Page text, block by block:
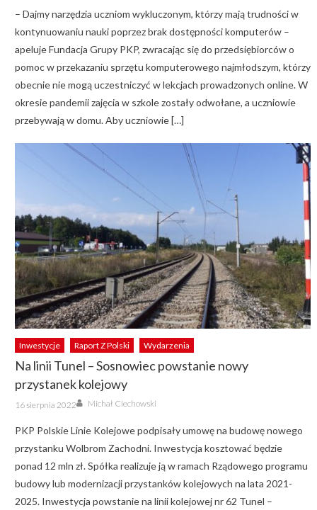
– Dajmy narzędzia uczniom wykluczonym, którzy mają trudności w
kontynuowaniu nauki poprzez brak dostępności komputerów –
apeluje Fundacja Grupy PKP, zwracając się do przedsiębiorców o
pomoc w przekazaniu sprzętu komputerowego najmłodszym, którzy
obecnie nie mogą uczestniczyć w lekcjach prowadzonych online. W
okresie pandemii zajęcia w szkole zostały odwołane, a uczniowie
przebywają w domu. Aby uczniowie […]
Inwestycje Raport Z Polski Wydarzenia
Na linii Tunel – Sosnowiec powstanie nowy
przystanek kolejowy
Posted
on
16 sierpnia 2022 Author
Michał Ciechowski
PKP Polskie Linie Kolejowe podpisały umowę na budowę nowego
przystanku Wolbrom Zachodni. Inwestycja kosztować będzie
ponad 12 mln zł. Spółka realizuje ją w ramach Rządowego programu
budowy lub modernizacji przystanków kolejowych na lata 2021-
2025. Inwestycja powstanie na linii kolejowej nr 62 Tunel –